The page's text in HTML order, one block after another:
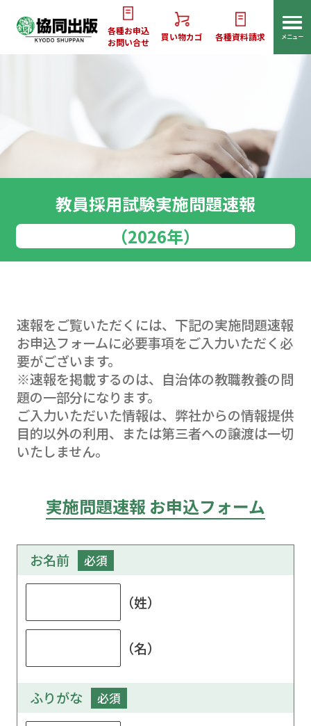
各種お申込
お問い合せ
買い物カゴ 各種資料請求 メニュー
教員採用試験実施問題速報
（2026年）
速報をご覧いただくには、下記の実施問題速報
お申込フォームに必要事項をご入力いただく必
要がございます。
※速報を掲載するのは、自治体の教職教養の問
題の一部分になります。
ご入力いただいた情報は、弊社からの情報提供
目的以外の利用、または第三者への譲渡は一切
いたしません。
実施問題速報 お申込フォーム
お名前 必須
（姓）
（名）
ふりがな 必須